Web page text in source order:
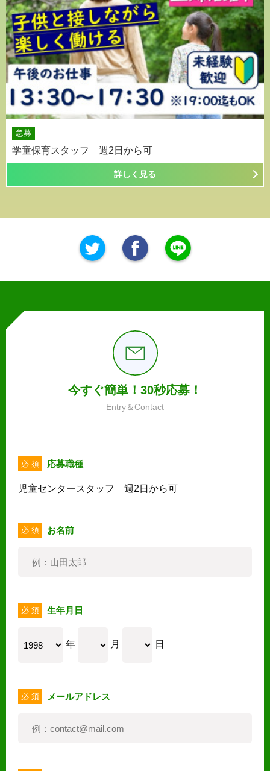
急募
学童保育スタッフ 週2日から可
詳しく見る
今すぐ簡単！30秒応募！
Entry＆Contact
必 須 応募職種
児童センタースタッフ 週2日から可
必 須 お名前
必 須 生年月日
年 月 日
必 須 メールアドレス